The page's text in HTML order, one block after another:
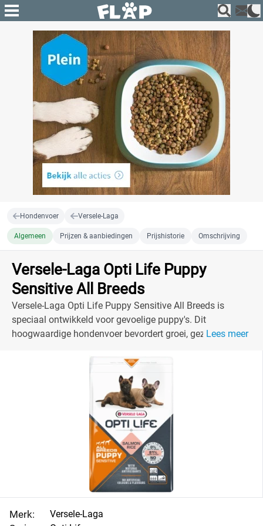
Hondenvoer Versele-Laga
Algemeen Prijzen & aanbiedingen Prijshistorie Omschrijving
Versele-Laga Opti Life Puppy
Sensitive All Breeds
Versele-Laga Opti Life Puppy Sensitive All Breeds is
speciaal ontwikkeld voor gevoelige puppy's. Dit
hoogwaardige hondenvoer bevordert groei, gezondheid en
Lees meer
Merk:
Versele-Laga